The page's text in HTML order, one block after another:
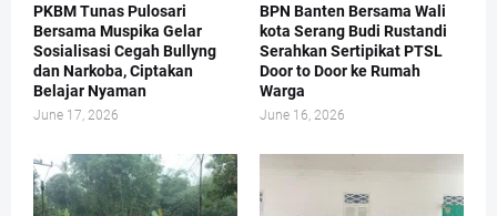
PKBM Tunas Pulosari
Bersama Muspika Gelar
Sosialisasi Cegah Bullyng
dan Narkoba, Ciptakan
Belajar Nyaman
June 17, 2026
BPN Banten Bersama Wali
kota Serang Budi Rustandi
Serahkan Sertipikat PTSL
Door to Door ke Rumah
Warga
June 16, 2026